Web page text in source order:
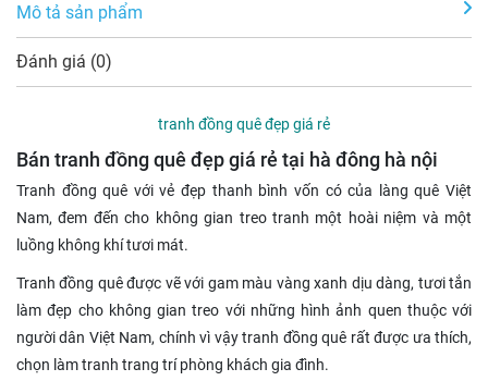
Mô tả sản phẩm
Đánh giá (0)
tranh đồng quê đẹp giá rẻ
Bán tranh đồng quê đẹp giá rẻ tại hà đông hà nội
Tranh đồng quê với vẻ đẹp thanh bình vốn có của làng quê Việt
Nam, đem đến cho không gian treo tranh một hoài niệm và một
luồng không khí tươi mát.
Tranh đồng quê được vẽ với gam màu vàng xanh dịu dàng, tươi tắn
làm đẹp cho không gian treo với những hình ảnh quen thuộc với
người dân Việt Nam, chính vì vậy tranh đồng quê rất được ưa thích,
chọn làm tranh trang trí phòng khách gia đình.